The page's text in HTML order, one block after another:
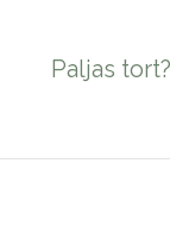
Paljas